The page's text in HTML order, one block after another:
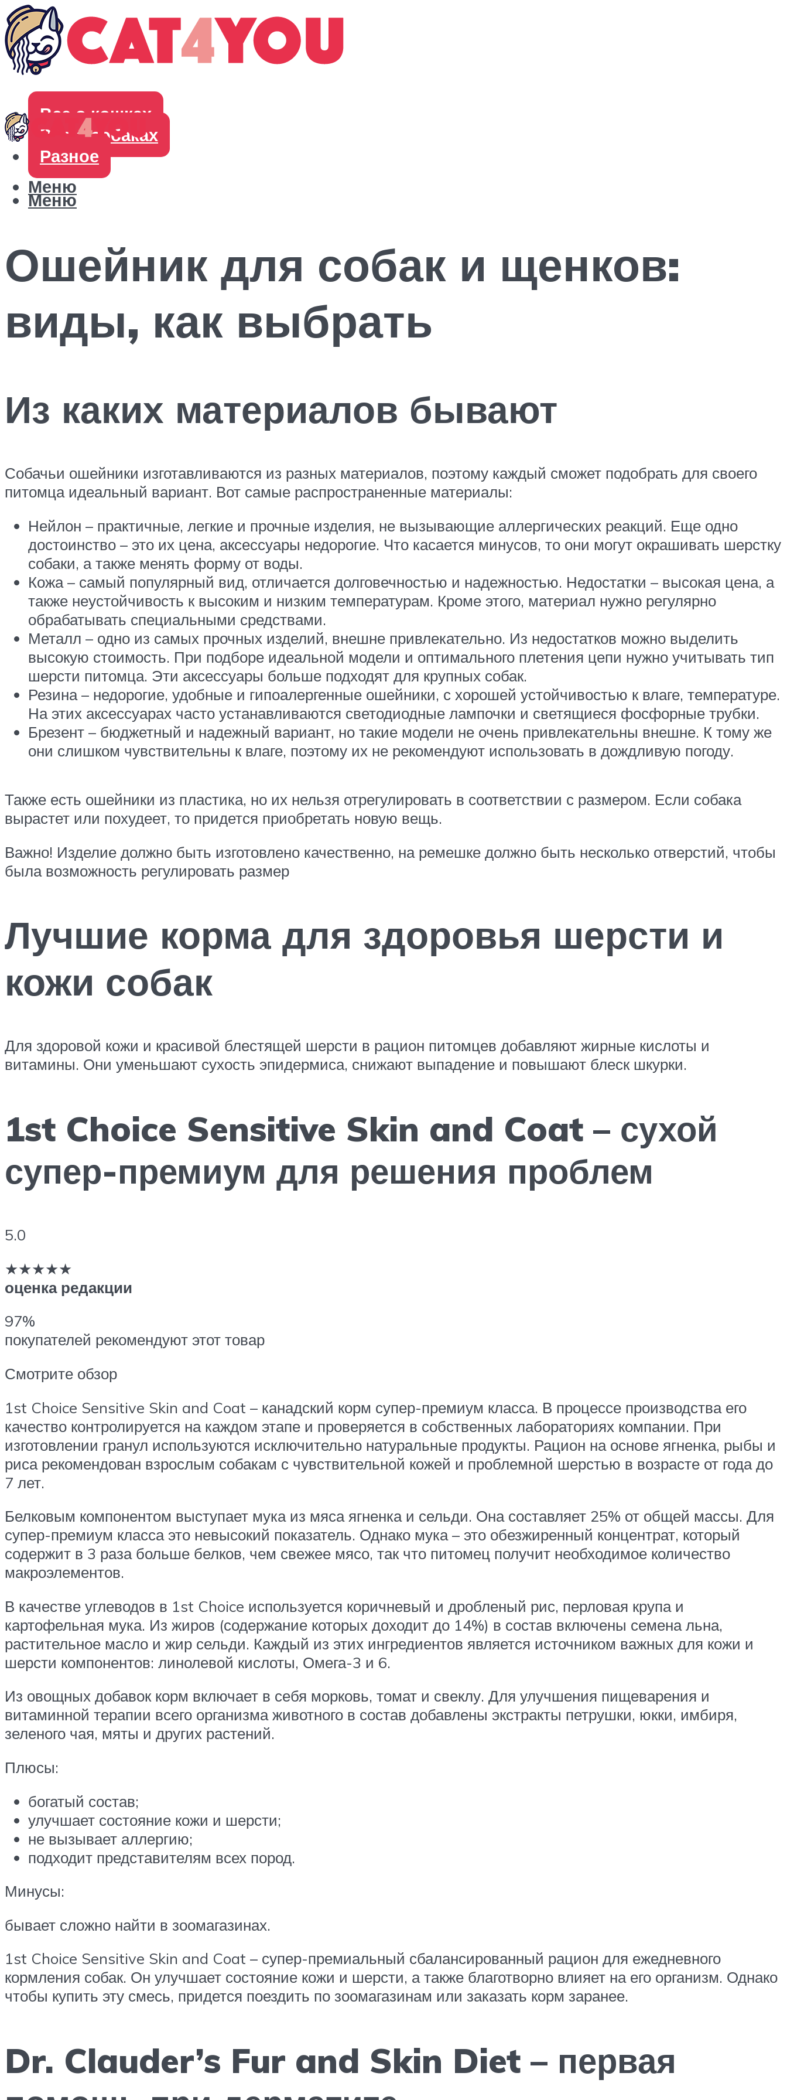
Все о кошках
Все о собаках
Разное
Меню
Меню
Ошейник для собак и щенков:
виды, как выбрать
Из каких материалов бывают
Собачьи ошейники изготавливаются из разных материалов, поэтому каждый сможет подобрать для своего
питомца идеальный вариант. Вот самые распространенные материалы:
Нейлон – практичные, легкие и прочные изделия, не вызывающие аллергических реакций. Еще одно
достоинство – это их цена, аксессуары недорогие. Что касается минусов, то они могут окрашивать шерстку
собаки, а также менять форму от воды.
Кожа – самый популярный вид, отличается долговечностью и надежностью. Недостатки – высокая цена, а
также неустойчивость к высоким и низким температурам. Кроме этого, материал нужно регулярно
обрабатывать специальными средствами.
Металл – одно из самых прочных изделий, внешне привлекательно. Из недостатков можно выделить
высокую стоимость. При подборе идеальной модели и оптимального плетения цепи нужно учитывать тип
шерсти питомца. Эти аксессуары больше подходят для крупных собак.
Резина – недорогие, удобные и гипоалергенные ошейники, с хорошей устойчивостью к влаге, температуре.
На этих аксессуарах часто устанавливаются светодиодные лампочки и светящиеся фосфорные трубки.
Брезент – бюджетный и надежный вариант, но такие модели не очень привлекательны внешне. К тому же
они слишком чувствительны к влаге, поэтому их не рекомендуют использовать в дождливую погоду.
Также есть ошейники из пластика, но их нельзя отрегулировать в соответствии с размером. Если собака
вырастет или похудеет, то придется приобретать новую вещь.
Важно! Изделие должно быть изготовлено качественно, на ремешке должно быть несколько отверстий, чтобы
была возможность регулировать размер
Лучшие корма для здоровья шерсти и
кожи собак
Для здоровой кожи и красивой блестящей шерсти в рацион питомцев добавляют жирные кислоты и
витамины. Они уменьшают сухость эпидермиса, снижают выпадение и повышают блеск шкурки.
1st Choice Sensitive Skin and Coat – сухой
супер-премиум для решения проблем
5.0
★★★★★
оценка редакции
97%
покупателей рекомендуют этот товар
Смотрите обзор
1st Choice Sensitive Skin and Coat – канадский корм супер-премиум класса. В процессе производства его
качество контролируется на каждом этапе и проверяется в собственных лабораториях компании. При
изготовлении гранул используются исключительно натуральные продукты. Рацион на основе ягненка, рыбы и
риса рекомендован взрослым собакам с чувствительной кожей и проблемной шерстью в возрасте от года до
7 лет.
Белковым компонентом выступает мука из мяса ягненка и сельди. Она составляет 25% от общей массы. Для
супер-премиум класса это невысокий показатель. Однако мука – это обезжиренный концентрат, который
содержит в 3 раза больше белков, чем свежее мясо, так что питомец получит необходимое количество
макроэлементов.
В качестве углеводов в 1st Choice используется коричневый и дробленый рис, перловая крупа и
картофельная мука. Из жиров (содержание которых доходит до 14%) в состав включены семена льна,
растительное масло и жир сельди. Каждый из этих ингредиентов является источником важных для кожи и
шерсти компонентов: линолевой кислоты, Омега-3 и 6.
Из овощных добавок корм включает в себя морковь, томат и свеклу. Для улучшения пищеварения и
витаминной терапии всего организма животного в состав добавлены экстракты петрушки, юкки, имбиря,
зеленого чая, мяты и других растений.
Плюсы:
богатый состав;
улучшает состояние кожи и шерсти;
не вызывает аллергию;
подходит представителям всех пород.
Минусы:
бывает сложно найти в зоомагазинах.
1st Choice Sensitive Skin and Coat – супер-премиальный сбалансированный рацион для ежедневного
кормления собак. Он улучшает состояние кожи и шерсти, а также благотворно влияет на его организм. Однако
чтобы купить эту смесь, придется поездить по зоомагазинам или заказать корм заранее.
Dr. Clauder’s Fur and Skin Diet – первая